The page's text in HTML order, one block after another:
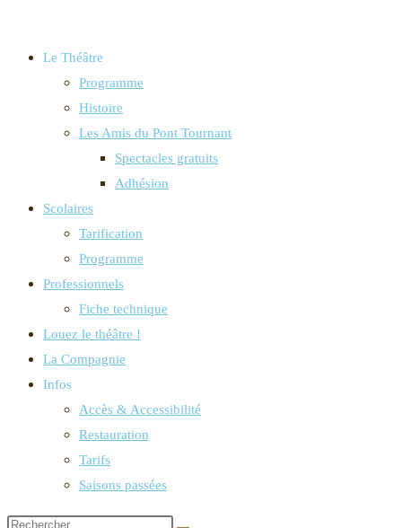
Le Théâtre
Programme
Histoire
Les Amis du Pont Tournant
Spectacles gratuits
Adhésion
Scolaires
Tarification
Programme
Professionnels
Fiche technique
Louez le théâtre !
La Compagnie
Infos
Accès & Accessibilité
Restauration
Tarifs
Saisons passées